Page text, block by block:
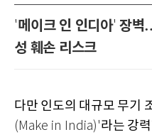
'메이크 인 인디아' 장벽
성 훼손 리스크
다만 인도의 대규모 무기
(Make in India)'라는 강